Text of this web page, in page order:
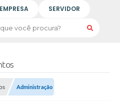
EMPRESA SERVIDOR
Administração